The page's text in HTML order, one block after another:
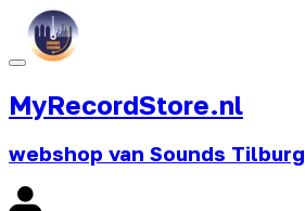
MyRecordStore.nl
webshop van Sounds Tilburg